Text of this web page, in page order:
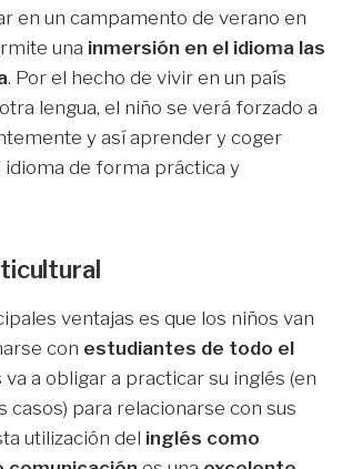
en un campamento de verano en
una inmersión en el idioma las
. Por el hecho de vivir en un país
lengua, el niño se verá forzado a
y así aprender y coger
idioma de forma práctica y
ventajas es que los niños van
con estudiantes de todo el
va a obligar a practicar su inglés (en
casos) para relacionarse con sus
utilización del inglés como